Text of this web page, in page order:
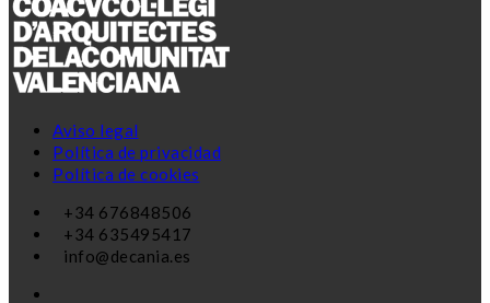
Aviso legal
Política de privacidad
Política de cookies
+34 676848506
+34 635495417
info@decania.es